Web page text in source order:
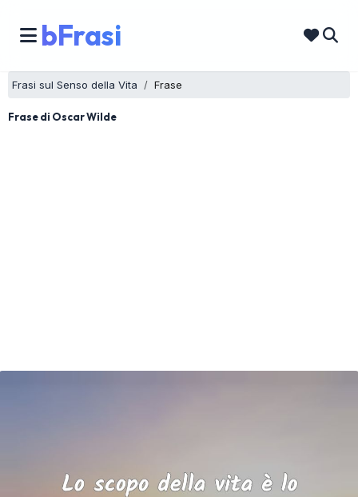
bFrasi
Frasi sul Senso della Vita Frase
Frase di Oscar Wilde